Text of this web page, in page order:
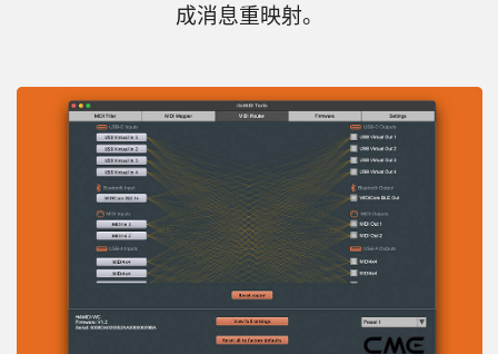
成消息重映射。